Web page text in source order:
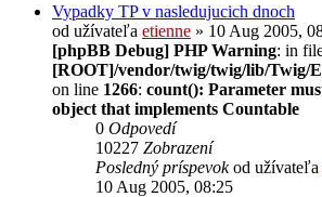
Vypadky TP v nasledujucich dnoch
od užívateľa etienne » 10 Aug 2005,
[phpBB Debug] PHP Warning: in
[ROOT]/vendor/twig/twig/lib/Twig/
on line 1266: count(): Parameter
object that implements Countable
0 Odpovedí
10227 Zobrazení
Posledný príspevokod užívateľa
10 Aug 2005, 08:25